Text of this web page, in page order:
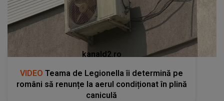
kanald2.ro
VIDEO Teama de Legionella îi determină pe
români să renunțe la aerul condiționat în plină
caniculă